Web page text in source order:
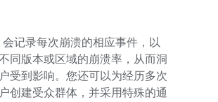
会记录每次崩溃的相应事件，以
同版本或区域的崩溃率，从而洞
受到影响。您还可以为经历多次
创建受众群体，并采用特殊的通